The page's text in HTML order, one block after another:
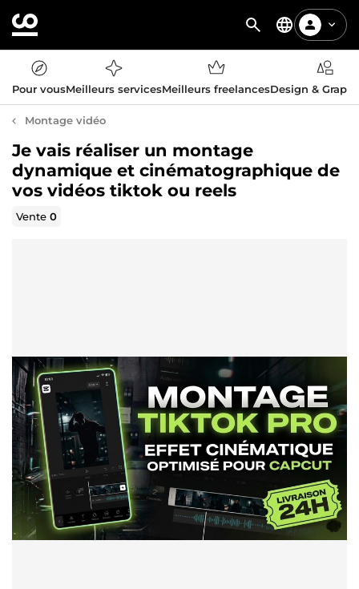
Pour vousMeilleurs servicesMeilleurs freelancesDesign &
Montage vidéo
Je vais réaliser un montage
dynamique et cinématographique de
vos vidéos tiktok ou reels
Vente0